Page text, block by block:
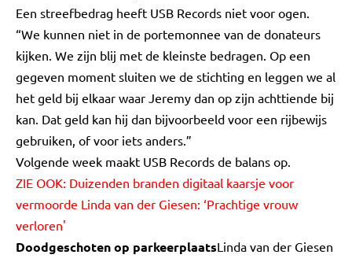
Een streefbedrag heeft USB Records niet voor ogen.
“We kunnen niet in de portemonnee van de donateurs
kijken. We zijn blij met de kleinste bedragen. Op een
gegeven moment sluiten we de stichting en leggen we al
het geld bij elkaar waar Jeremy dan op zijn achttiende bij
kan. Dat geld kan hij dan bijvoorbeeld voor een rijbewijs
gebruiken, of voor iets anders.”
Volgende week maakt USB Records de balans op.
ZIE OOK: Duizenden branden digitaal kaarsje voor
vermoorde Linda van der Giesen: ‘Prachtige vrouw
verloren'
Doodgeschoten op parkeerplaatsLinda van der Giesen